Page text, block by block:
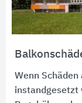
Wenn
instandgesetzt